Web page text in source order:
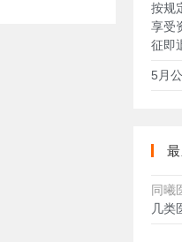
按规
享受
征即
5月
同曦
几类